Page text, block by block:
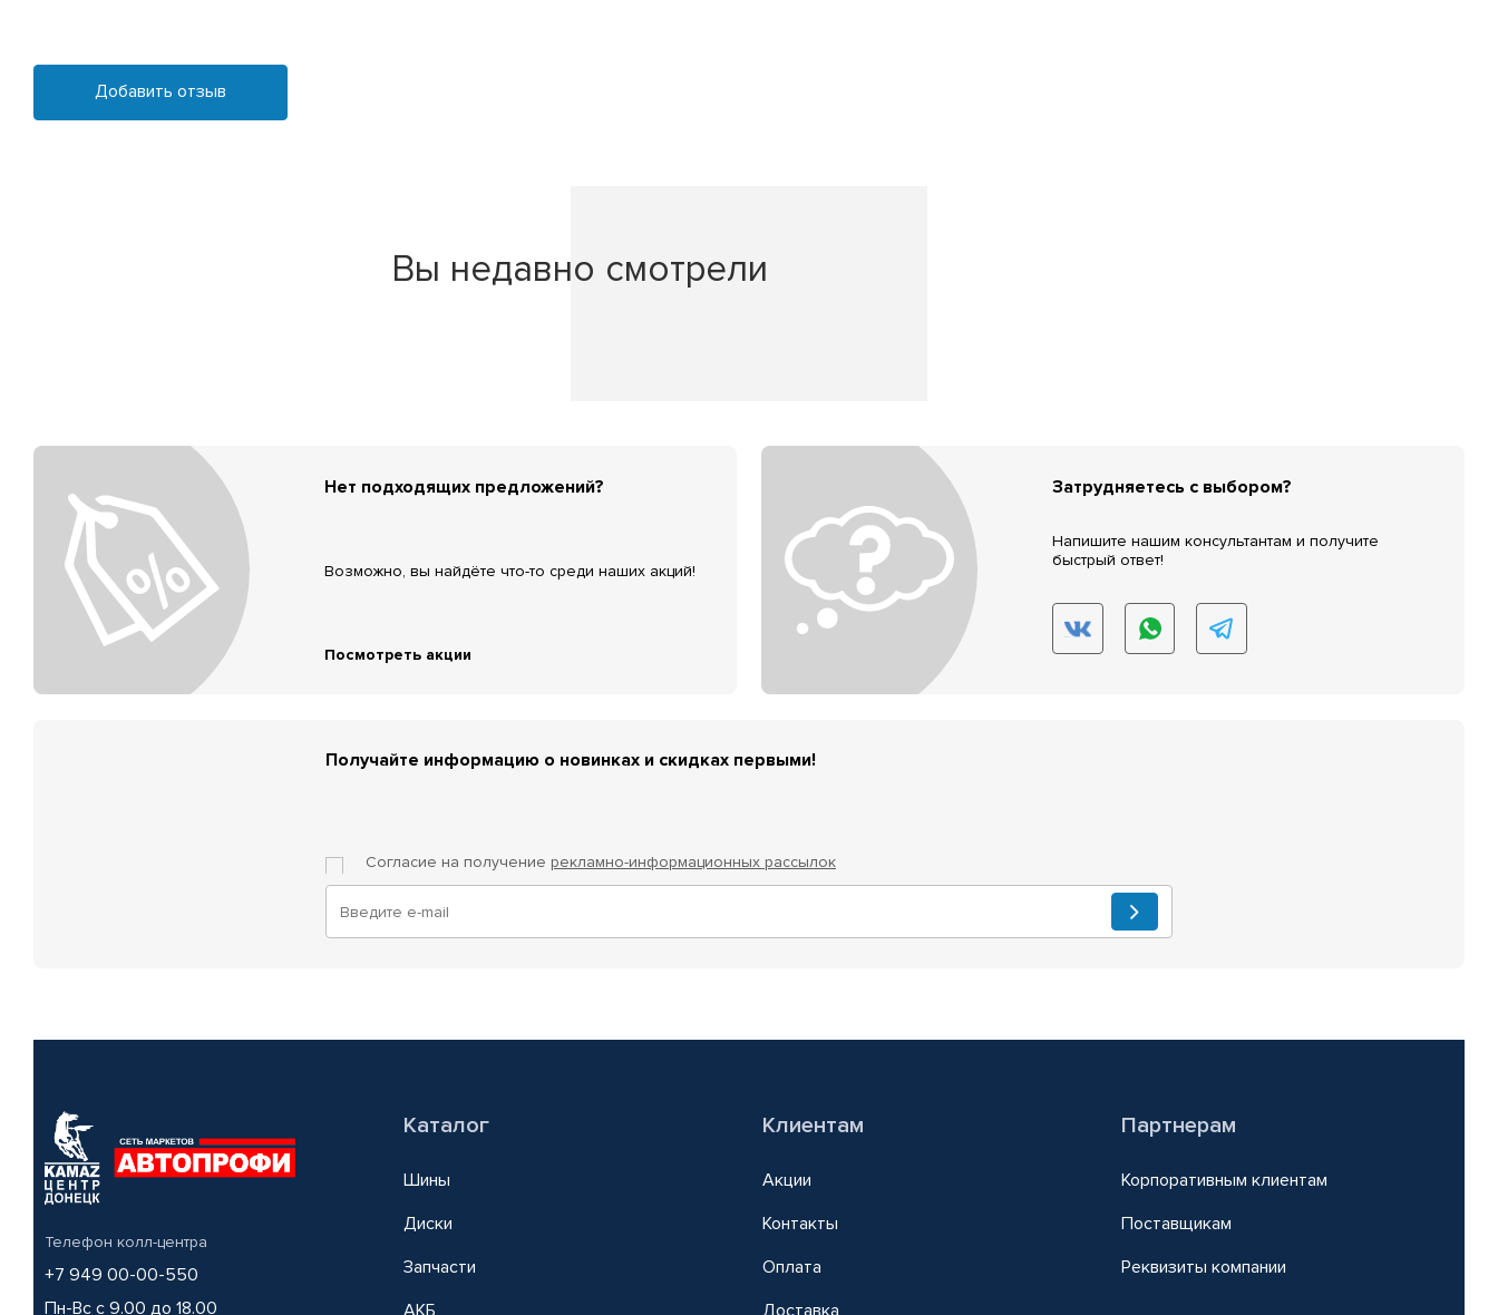
Добавить отзыв
Вы недавно смотрели
Нет подходящих предложений?
Возможно, вы найдёте что-то среди наших акций!
Посмотреть акции
Затрудняетесь с выбором?
Напишите нашим консультантам и получите
быстрый ответ!
Получайте информацию о новинках и скидках первыми!
Согласие на получение рекламно-информационных рассылок
Телефон колл-центра
+7 949 00-00-550
Пн-Вс с 9.00 до 18.00
Каталог
Шины
Диски
Запчасти
АКБ
Клиентам
Акции
Контакты
Оплата
Доставка
Партнерам
Корпоративным клиентам
Поставщикам
Реквизиты компании